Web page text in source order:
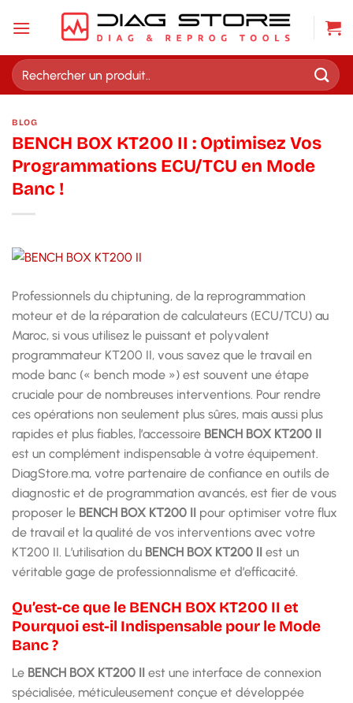
Recherche
pour :
BLOG
BENCH BOX KT200 II : Optimisez Vos
Programmations ECU/TCU en Mode
Banc !
Professionnels du chiptuning, de la reprogrammation
moteur et de la réparation de calculateurs (ECU/TCU) au
Maroc, si vous utilisez le puissant et polyvalent
programmateur KT200 II, vous savez que le travail en
mode banc (« bench mode ») est souvent une étape
cruciale pour de nombreuses interventions. Pour rendre
ces opérations non seulement plus sûres, mais aussi plus
rapides et plus fiables, l’accessoire BENCH BOX KT200 II
est un complément indispensable à votre équipement.
DiagStore.ma, votre partenaire de confiance en outils de
diagnostic et de programmation avancés, est fier de vous
proposer le BENCH BOX KT200 II
pour optimiser votre flux
de travail et la qualité de vos interventions avec votre
KT200 II. L’utilisation du BENCH BOX KT200 II
est un
véritable gage de professionnalisme et d’efficacité.
Qu’est-ce que le BENCH BOX KT200 II et
Pourquoi est-il Indispensable pour le Mode
Banc ?
Le BENCH BOX KT200 II est une interface de connexion
spécialisée, méticuleusement conçue et développée